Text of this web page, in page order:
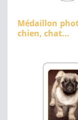
Médaillon
chien, chat...